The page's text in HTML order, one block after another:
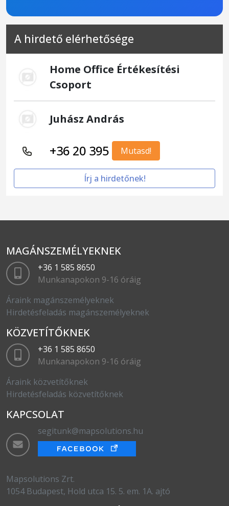
A hirdető elérhetősége
Home Office Értékesítési
Csoport
Juhász András
+36 20 395 Mutasd!
Írj a hirdetőnek!
MAGÁNSZEMÉLYEKNEK
+36 1 585 8650
Munkanapokon 9-16 óráig
Áraink magánszemélyeknek
Hirdetésfeladás magánszemélyeknek
KÖZVETÍTŐKNEK
+36 1 585 8650
Munkanapokon 9-16 óráig
Áraink közvetítőknek
Hirdetésfeladás közvetítőknek
KAPCSOLAT
segitunk@mapsolutions.hu
Mapsolutions Zrt.
1054 Budapest, Hold utca 15. 5. em. 1A. ajtó